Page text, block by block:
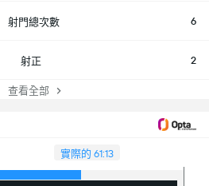
射門總次數 6
射正 2
查看全部
實際的 61:13